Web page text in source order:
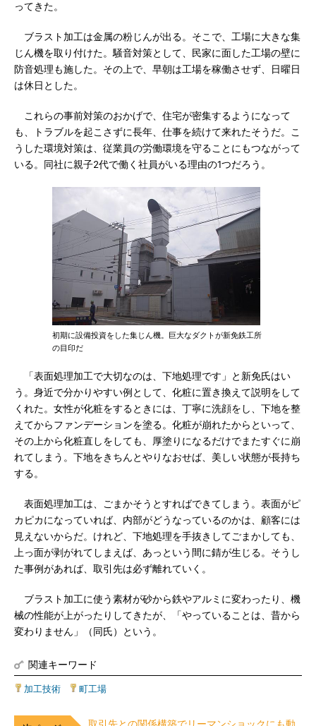
ってきた。
ブラスト加工は金属の粉じんが出る。そこで、工場に大きな集
じん機を取り付けた。騒音対策として、民家に面した工場の壁に
防音処理も施した。その上で、早朝は工場を稼働させず、日曜日
は休日とした。
これらの事前対策のおかげで、住宅が密集するようになって
も、トラブルを起こさずに長年、仕事を続けて来れたそうだ。こ
うした環境対策は、従業員の労働環境を守ることにもつながって
いる。同社に親子2代で働く社員がいる理由の1つだろう。
初期に設備投資をした集じん機。巨大なダクトが新免鉄工所
の目印だ
「表面処理加工で大切なのは、下地処理です」と新免氏はい
う。身近で分かりやすい例として、化粧に置き換えて説明をして
くれた。女性が化粧をするときには、丁寧に洗顔をし、下地を整
えてからファンデーションを塗る。化粧が崩れたからといって、
その上から化粧直しをしても、厚塗りになるだけでまたすぐに崩
れてしまう。下地をきちんとやりなおせば、美しい状態が長持ち
する。
表面処理加工は、ごまかそうとすればできてしまう。表面がピ
カピカになっていれば、内部がどうなっているのかは、顧客には
見えないからだ。けれど、下地処理を手抜きしてごまかしても、
上っ面が剥がれてしまえば、あっという間に錆が生じる。そうし
た事例があれば、取引先は必ず離れていく。
ブラスト加工に使う素材が砂から鉄やアルミに変わったり、機
械の性能が上がったりしてきたが、「やっていることは、昔から
変わりません」（同氏）という。
関連キーワード
加工技術 町工場
取引先との関係構築でリーマンショックにも動